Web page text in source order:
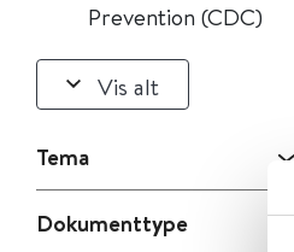
Prevention (CDC)
Vis alt
Tema
Dokumenttype